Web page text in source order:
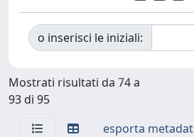
o inserisci le iniziali:
Mostrati risultati da 74 a
93 di 95
esporta